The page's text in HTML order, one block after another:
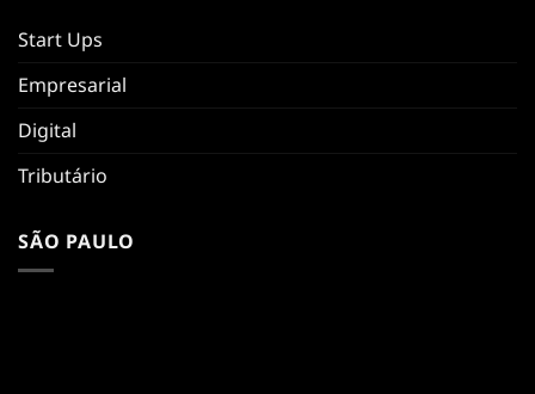
Start Ups
Empresarial
Digital
Tributário
SÃO PAULO